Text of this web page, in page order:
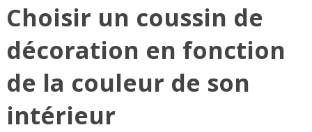
Choisir un coussin de
décoration en fonction
de la couleur de son
intérieur